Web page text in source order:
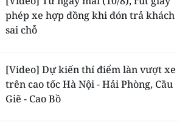
phép xe hợp đồng khi đón trả khách
sai chỗ
[Video] Dự kiến thí điểm làn vượt xe
trên cao tốc Hà Nội - Hải Phòng, Cầu
Giẽ - Cao Bồ